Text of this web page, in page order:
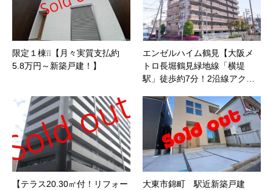
限定１棟❕❕【月々実質支払約
5.8万円～新築戸建！】
エンゼルハイム鶴見【大阪メ
トロ長堀鶴見緑地線「横堤
駅」徒歩約7分！2沿線アク…
【テラス20.30㎡付！リフォー
大東市錦町 駅近新築戸建